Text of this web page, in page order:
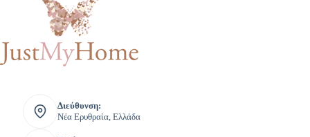
Διεύθυνση:
Νέα Ερυθραία, Ελλάδα